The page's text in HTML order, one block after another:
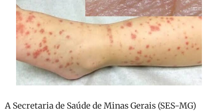
A Secretaria de Saúde de Minas Gerais (SES-MG)